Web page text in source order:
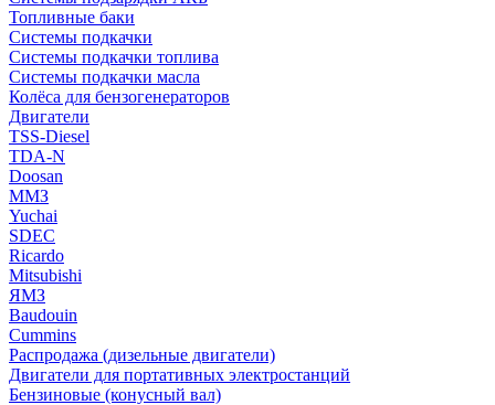
Топливные баки
Системы подкачки
Системы подкачки топлива
Системы подкачки масла
Колёса для бензогенераторов
Двигатели
TSS-Diesel
TDA-N
Doosan
ММЗ
Yuchai
SDEC
Ricardo
Mitsubishi
ЯМЗ
Baudouin
Cummins
Распродажа (дизельные двигатели)
Двигатели для портативных электростанций
Бензиновые (конусный вал)